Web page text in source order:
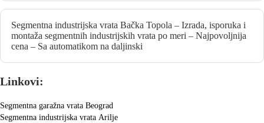
Segmentna industrijska vrata Bačka Topola – Izrada, isporuka i
montaža segmentnih industrijskih vrata po meri – Najpovoljnija
cena – Sa automatikom na daljinski
Linkovi:
Segmentna garažna vrata Beograd
Segmentna industrijska vrata Arilje